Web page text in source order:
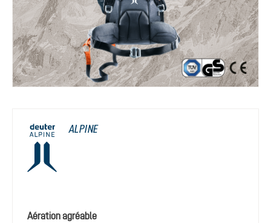
ALPINE
Aération agréable